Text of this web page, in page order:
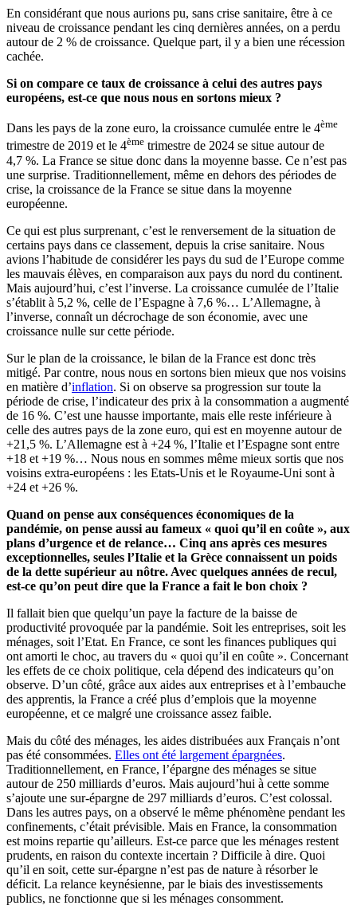
En considérant que nous aurions pu, sans crise sanitaire, être à ce
niveau de croissance pendant les cinq dernières années, on a perdu
autour de 2 % de croissance. Quelque part, il y a bien une récession
cachée.
Si on compare ce taux de croissance à celui des autres pays
européens, est-ce que nous nous en sortons mieux ?
Dans les pays de la zone euro, la croissance cumulée entre le 4ème
trimestre de 2019 et le 4ème trimestre de 2024 se situe autour de
4,7 %. La France se situe donc dans la moyenne basse. Ce n’est pas
une surprise. Traditionnellement, même en dehors des périodes de
crise, la croissance de la France se situe dans la moyenne
européenne.
Ce qui est plus surprenant, c’est le renversement de la situation de
certains pays dans ce classement, depuis la crise sanitaire. Nous
avions l’habitude de considérer les pays du sud de l’Europe comme
les mauvais élèves, en comparaison aux pays du nord du continent.
Mais aujourd’hui, c’est l’inverse. La croissance cumulée de l’Italie
s’établit à 5,2 %, celle de l’Espagne à 7,6 %… L’Allemagne, à
l’inverse, connaît un décrochage de son économie, avec une
croissance nulle sur cette période.
Sur le plan de la croissance, le bilan de la France est donc très
mitigé. Par contre, nous nous en sortons bien mieux que nos voisins
en matière d’inflation. Si on observe sa progression sur toute la
période de crise, l’indicateur des prix à la consommation a augmenté
de 16 %. C’est une hausse importante, mais elle reste inférieure à
celle des autres pays de la zone euro, qui est en moyenne autour de
+21,5 %. L’Allemagne est à +24 %, l’Italie et l’Espagne sont entre
+18 et +19 %… Nous nous en sommes même mieux sortis que nos
voisins extra-européens : les Etats-Unis et le Royaume-Uni sont à
+24 et +26 %.
Quand on pense aux conséquences économiques de la
pandémie, on pense aussi au fameux « quoi qu’il en coûte », aux
plans d’urgence et de relance… Cinq ans après ces mesures
exceptionnelles, seules l’Italie et la Grèce connaissent un poids
de la dette supérieur au nôtre. Avec quelques années de recul,
est-ce qu’on peut dire que la France a fait le bon choix ?
Il fallait bien que quelqu’un paye la facture de la baisse de
productivité provoquée par la pandémie. Soit les entreprises, soit les
ménages, soit l’Etat. En France, ce sont les finances publiques qui
ont amorti le choc, au travers du « quoi qu’il en coûte ». Concernant
les effets de ce choix politique, cela dépend des indicateurs qu’on
observe. D’un côté, grâce aux aides aux entreprises et à l’embauche
des apprentis, la France a créé plus d’emplois que la moyenne
européenne, et ce malgré une croissance assez faible.
Mais du côté des ménages, les aides distribuées aux Français n’ont
pas été consommées. Elles ont été largement épargnées.
Traditionnellement, en France, l’épargne des ménages se situe
autour de 250 milliards d’euros. Mais aujourd’hui à cette somme
s’ajoute une sur-épargne de 297 milliards d’euros. C’est colossal.
Dans les autres pays, on a observé le même phénomène pendant les
confinements, c’était prévisible. Mais en France, la consommation
est moins repartie qu’ailleurs. Est-ce parce que les ménages restent
prudents, en raison du contexte incertain ? Difficile à dire. Quoi
qu’il en soit, cette sur-épargne n’est pas de nature à résorber le
déficit. La relance keynésienne, par le biais des investissements
publics, ne fonctionne que si les ménages consomment.